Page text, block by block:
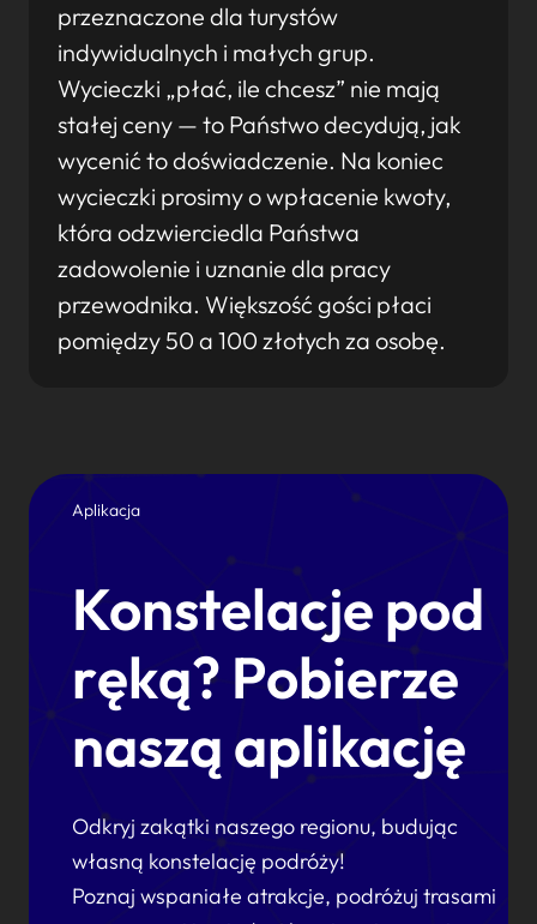
przeznaczone dla turystów
indywidualnych i małych grup.
Wycieczki „płać, ile chcesz” nie mają
stałej ceny — to Państwo decydują, jak
wycenić to doświadczenie. Na koniec
wycieczki prosimy o wpłacenie kwoty,
która odzwierciedla Państwa
zadowolenie i uznanie dla pracy
przewodnika. Większość gości płaci
pomiędzy 50 a 100 złotych za osobę.
Aplikacja
Konstelacje pod
ręką? Pobierze
naszą aplikację
Odkryj zakątki naszego regionu, budując
własną konstelację podróży!
Poznaj wspaniałe atrakcje, podróżuj trasami